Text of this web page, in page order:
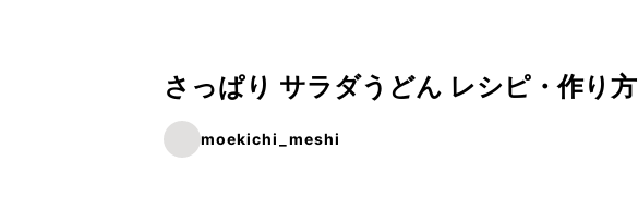
さっぱり サラダうどん レシピ・作り方
moekichi_meshi